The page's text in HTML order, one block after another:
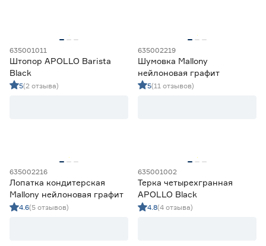
635001011
Штопор APOLLO Barista
Black
5(2 отзыва)
635002219
Шумовка Mallony
нейлоновая графит
5(11 отзывов)
635002216
Лопатка кондитерская
Mallony нейлоновая графит
4.6(5 отзывов)
635001002
Терка четырехгранная
APOLLO Black
4.8(4 отзыва)